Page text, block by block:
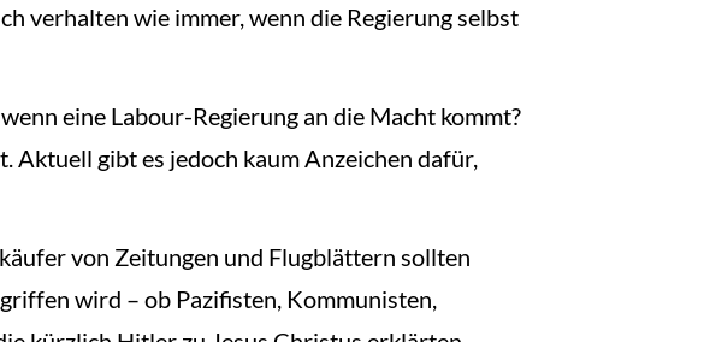
verhalten wie immer, wenn die Regierung selbst
eine Labour-Regierung an die Macht kommt?
Aktuell gibt es jedoch kaum Anzeichen dafür,
von Zeitungen und Flugblättern sollten
wird – ob Pazifisten, Kommunisten,